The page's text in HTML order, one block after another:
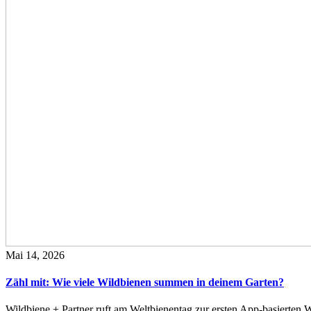
Mai 14, 2026
Zähl mit: Wie viele Wildbienen summen in deinem Garten?